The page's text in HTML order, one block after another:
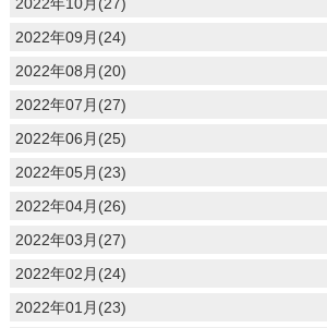
2022年09月(24)
2022年08月(20)
2022年07月(27)
2022年06月(25)
2022年05月(23)
2022年04月(26)
2022年03月(27)
2022年02月(24)
2022年01月(23)